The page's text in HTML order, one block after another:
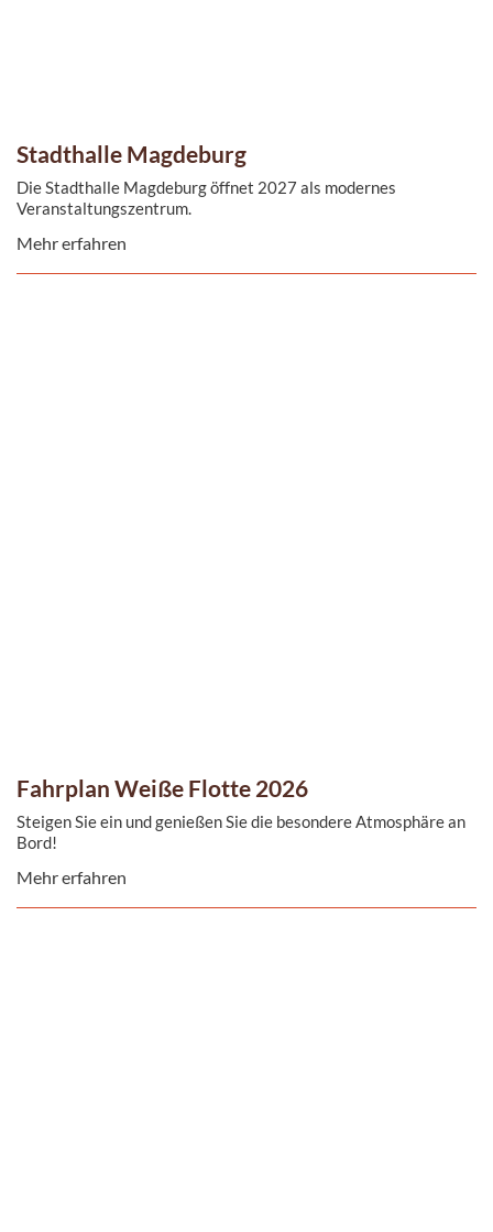
Stadthalle Magdeburg
Die Stadthalle Magdeburg öffnet 2027 als modernes
Veranstaltungszentrum.
Mehr erfahren
Fahrplan Weiße Flotte 2026
Steigen Sie ein und genießen Sie die besondere Atmosphäre an
Bord!
Mehr erfahren